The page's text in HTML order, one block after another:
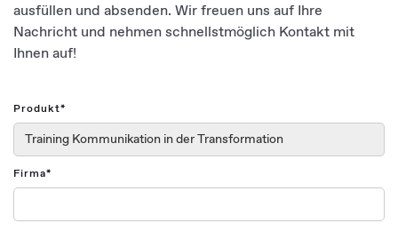
ausfüllen und absenden. Wir freuen uns auf Ihre
Nachricht und nehmen schnellstmöglich Kontakt mit
Ihnen auf!
Produkt*
Firma*